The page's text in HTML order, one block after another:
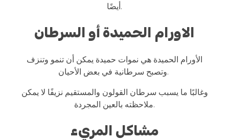
أيضًا.
الاورام الحميدة أو السرطان
الأورام الحميدة هي نموات حميدة يمكن أن تنمو وتنزف
وتصبح سرطانية في بعض الأحيان.
وغالبًا ما يسبب سرطان القولون والمستقيم نزيفًا لا يمكن
ملاحظته بالعين المجردة.
مشاكل المريء